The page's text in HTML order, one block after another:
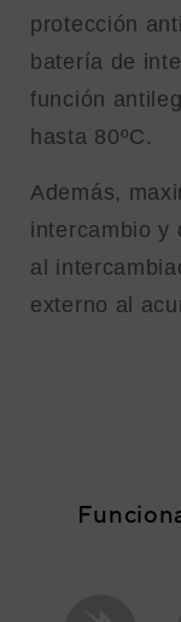
protección
batería de
función
hasta 80ºC.
Además,
intercambio y
al
externo al